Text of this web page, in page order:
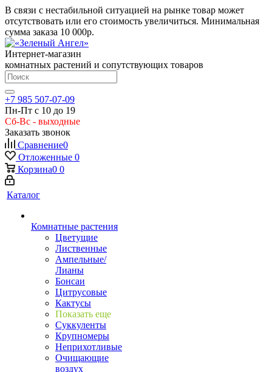
В связи с нестабильной ситуацией на рынке товар может
отсутствовать или его стоимость увеличиться. Минимальная
сумма заказа 10 000р.
Интернет-магазин
комнатных растений и сопутствующих товаров
+7 985 507-07-09
Пн-Пт с 10 до 19
Сб-Вс - выходные
Заказать звонок
Сравнение0
Отложенные 0
Корзина0 0
Каталог
Комнатные растения
Цветущие
Лиственные
Ампельные/
Лианы
Бонсаи
Цитрусовые
Кактусы
Показать еще
Суккуленты
Крупномеры
Неприхотливые
Очищающие
воздух